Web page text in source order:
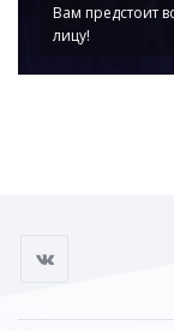
Вам предстоит
лицу!